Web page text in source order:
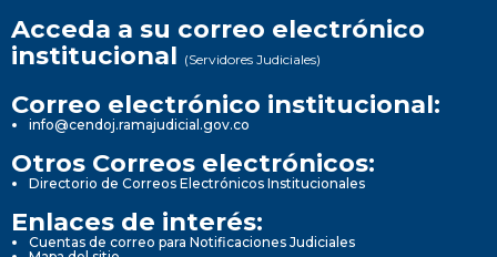
Acceda a su correo electrónico
institucional (Servidores Judiciales)
Correo electrónico institucional:
info@cendoj.ramajudicial.gov.co
Otros Correos electrónicos:
Directorio de Correos Electrónicos Institucionales
Enlaces de interés:
Cuentas de correo para Notificaciones Judiciales